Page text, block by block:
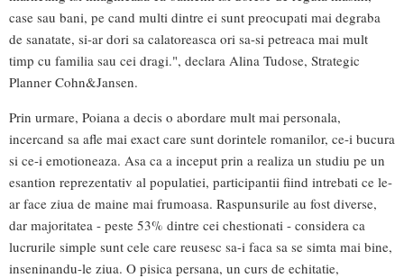
case sau bani, pe cand multi dintre ei sunt preocupati mai degraba
de sanatate, si-ar dori sa calatoreasca ori sa-si petreaca mai mult
timp cu familia sau cei dragi.", declara Alina Tudose, Strategic
Planner Cohn&Jansen.
Prin urmare, Poiana a decis o abordare mult mai personala,
incercand sa afle mai exact care sunt dorintele romanilor, ce-i bucura
si ce-i emotioneaza. Asa ca a inceput prin a realiza un studiu pe un
esantion reprezentativ al populatiei, participantii fiind intrebati ce le-
ar face ziua de maine mai frumoasa. Raspunsurile au fost diverse,
dar majoritatea - peste 53% dintre cei chestionati - considera ca
lucrurile simple sunt cele care reusesc sa-i faca sa se simta mai bine,
inseninandu-le ziua. O pisica persana, un curs de echitatie,